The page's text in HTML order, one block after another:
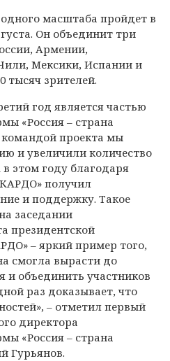
масштаба пройдет в
Он объединит три
Армении,
Мексики, Испании и
тысяч зрителей.
год является частью
«Россия – страна
командой проекта мы
и увеличили количество
этом году благодаря
получил
и поддержку. Такое
заседании
президентской
– яркий пример того,
смогла вырасти до
и объединить участников
раз доказывает, что
– отметил первый
директора
«Россия – страна
Гурьянов.